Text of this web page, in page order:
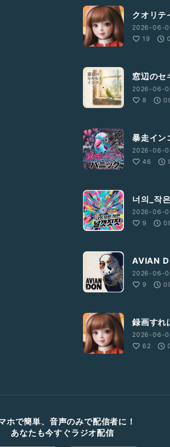
クオリテ
2026-06-
19
窓辺のセ
2026-06-
8
暴走イン
2026-06-
46
너의_작
2026-06-
9
AVIAN
2026-06-
9
録画すれ
2026-06-
62
ホで簡単、音声のみで配信者に！
あなたも今すぐラジオ配信